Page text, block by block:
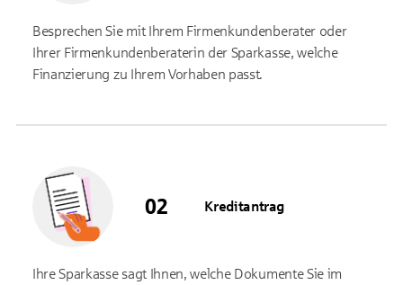
Besprechen Sie mit Ihrem Firmenkundenberater oder
Ihrer Firmenkundenberaterin der Sparkasse, welche
Finanzierung zu Ihrem Vorhaben passt.
Kreditantrag
Ihre Sparkasse sagt Ihnen, welche Dokumente Sie im